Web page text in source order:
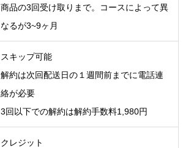
商品の3回受け取りまで。コースによって異
なるが3~9ヶ月
スキップ可能
解約は次回配送日の１週間前までに電話連
絡が必要
3回以下での解約は解約手数料1,980円
クレジット